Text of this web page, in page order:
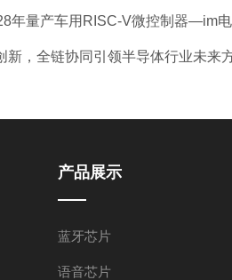
年量产车用RISC-V微控制器—im
新，全链协同引领半导体行业未来
产品展示
蓝牙芯片
语音芯片